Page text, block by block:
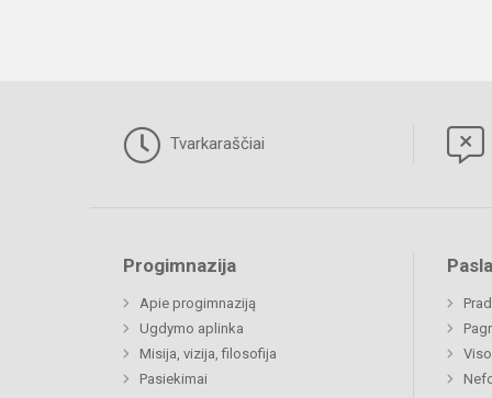
Tvarkaraščiai
Progimnazija
Apie progimnaziją
Ugdymo aplinka
Misija, vizija, filosofija
Pasiekimai